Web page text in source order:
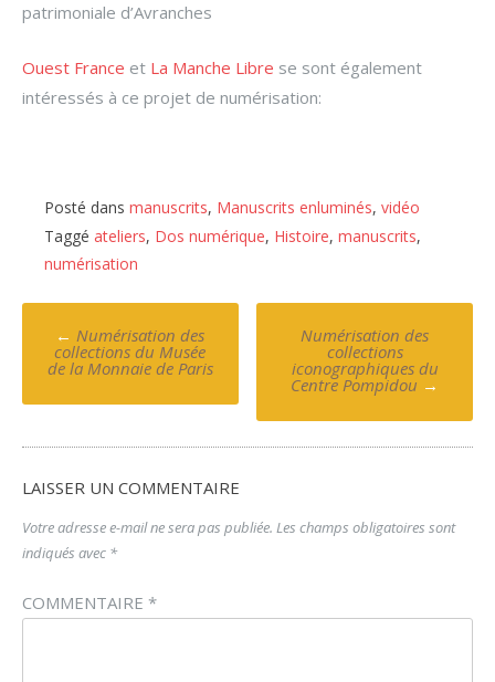
patrimoniale d’Avranches
Ouest France et La Manche Libre se sont également
intéressés à ce projet de numérisation:
Posté dans manuscrits, Manuscrits enluminés, vidéo
Taggé ateliers, Dos numérique, Histoire, manuscrits,
numérisation
Poste
navigation
← Numérisation des
collections du Musée
de la Monnaie de Paris
Numérisation des
collections
iconographiques du
Centre Pompidou →
LAISSER UN COMMENTAIRE
Votre adresse e-mail ne sera pas publiée. Les champs obligatoires sont
indiqués avec *
COMMENTAIRE *